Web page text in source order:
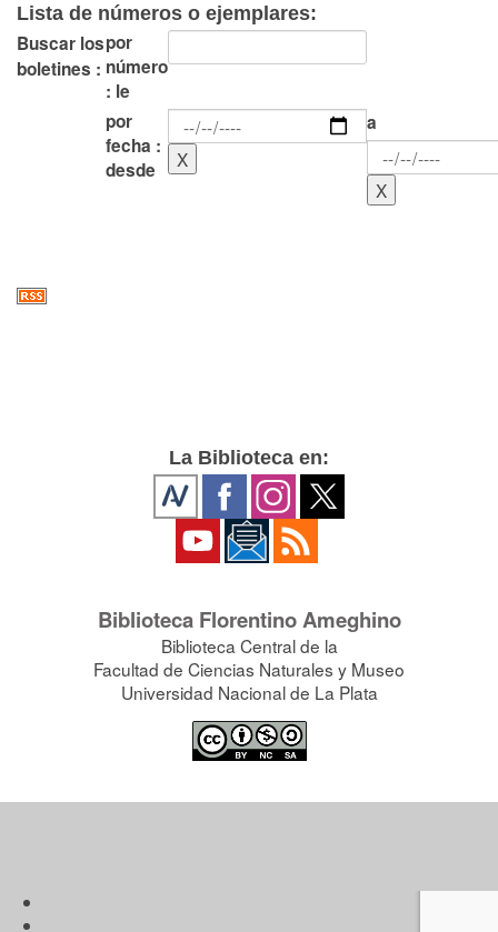
Lista de números o ejemplares:
Buscar los
boletines :
por
número
: le
por
fecha :
desde
a
La Biblioteca en:
Biblioteca Florentino Ameghino
Biblioteca Central de la
Facultad de Ciencias Naturales y Museo
Universidad Nacional de La Plata